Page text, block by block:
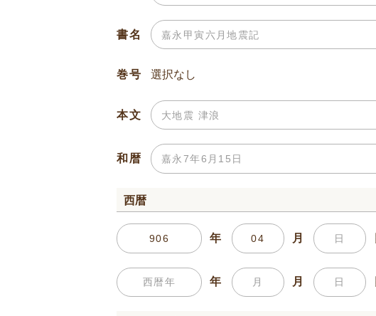
書名
巻号
本文
和暦
西暦
年 月
年 月